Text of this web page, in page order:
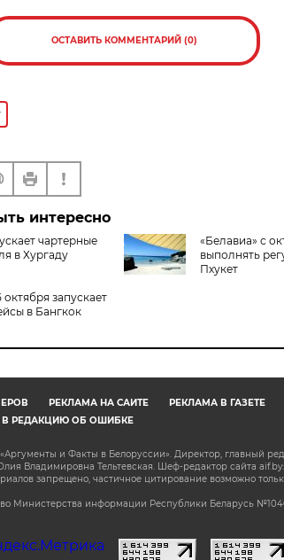
ОСТАВИТЬ КОММЕНТАРИЙ (0)
интересно
чартерные
в Хургаду
«Белавиа» с
выполнять
Пхукет
октября запускает
в Бангкок
РЕКЛАМА НА САЙТЕ РЕКЛАМА В ГАЗЕТЕ
РЕДАКЦИЮ ОБ ОШИБКЕ
и Факты в Белоруссии». Директор, главный
Владимировна Тельтевская. Шеф-редактор сайта
запрещено, частичное цитирование возможно
Министерства информации Республики Беларусь №1040